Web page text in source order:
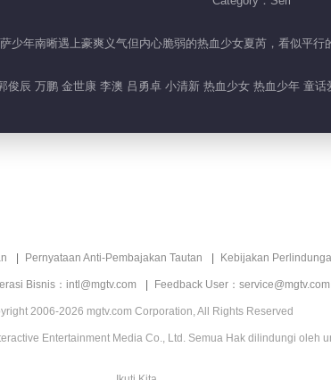
少年南晰遇上豪爽义气但内心脆弱的热血少女夏芮，看似平
俊辰 万鹏 金世康 李澳 吕勇卓 小清新 热血少女 热血少年 童话
Pernyataan Anti-Pembajakan Tautan Kebijakan
Bisnis：intl@mgtv.com Feedback User：service@mgtv.com
2006-2026 mgtv.com Corporation, All Rights Reserved
Entertainment Media Co., Ltd. Semua Hak dilindungi oleh